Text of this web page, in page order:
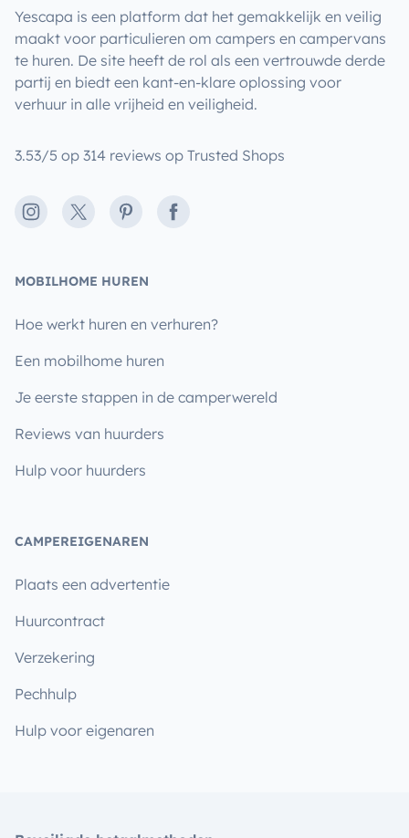
Yescapa is een platform dat het gemakkelijk en veilig
maakt voor particulieren om campers en campervans
te huren. De site heeft de rol als een vertrouwde derde
partij en biedt een kant-en-klare oplossing voor
verhuur in alle vrijheid en veiligheid.
3.53/5 op 314 reviews op Trusted Shops
Instagram
X PinterestFacebook
MOBILHOME HUREN
Hoe werkt huren en verhuren?
Een mobilhome huren
Je eerste stappen in de camperwereld
Reviews van huurders
Hulp voor huurders
CAMPEREIGENAREN
Plaats een advertentie
Huurcontract
Verzekering
Pechhulp
Hulp voor eigenaren